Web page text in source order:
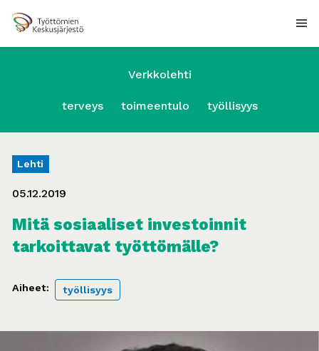
Verkkolehti
terveys toimeentulo työllisyys
Lehti
05.12.2019
Mitä sosiaaliset investoinnit
tarkoittavat työttömälle?
Aiheet: työllisyys